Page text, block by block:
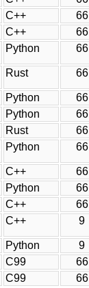
C++ 66
C++ 66
Python 66
Rust 66
Python 66
Python 66
Rust 66
Python 66
C++ 66
Python 66
C++ 66
C++ 9
Python 9
C99 66
C99 66